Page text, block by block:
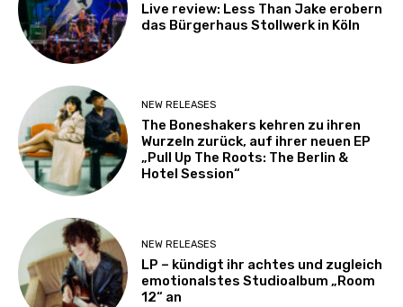
Live review: Less Than Jake erobern
das Bürgerhaus Stollwerk in Köln
NEW RELEASES
The Boneshakers kehren zu ihren
Wurzeln zurück, auf ihrer neuen EP
„Pull Up The Roots: The Berlin &
Hotel Session“
NEW RELEASES
LP – kündigt ihr achtes und zugleich
emotionalstes Studioalbum „Room
12“ an